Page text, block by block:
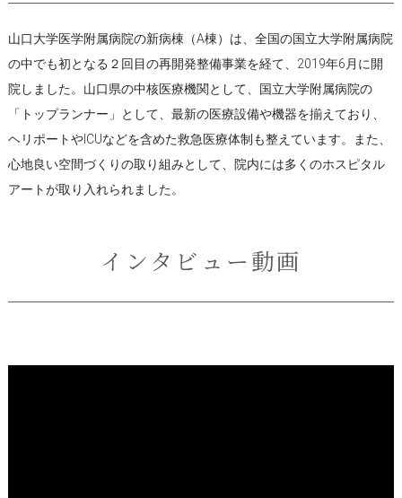
山口大学医学附属病院の新病棟（A棟）は、全国の国立大学附属病院
の中でも初となる２回目の再開発整備事業を経て、2019年6月に開
院しました。山口県の中核医療機関として、国立大学附属病院の
「トップランナー」として、最新の医療設備や機器を揃えており、
ヘリポートやICUなどを含めた救急医療体制も整えています。また、
心地良い空間づくりの取り組みとして、院内には多くのホスピタル
アートが取り入れられました。
インタビュー動画